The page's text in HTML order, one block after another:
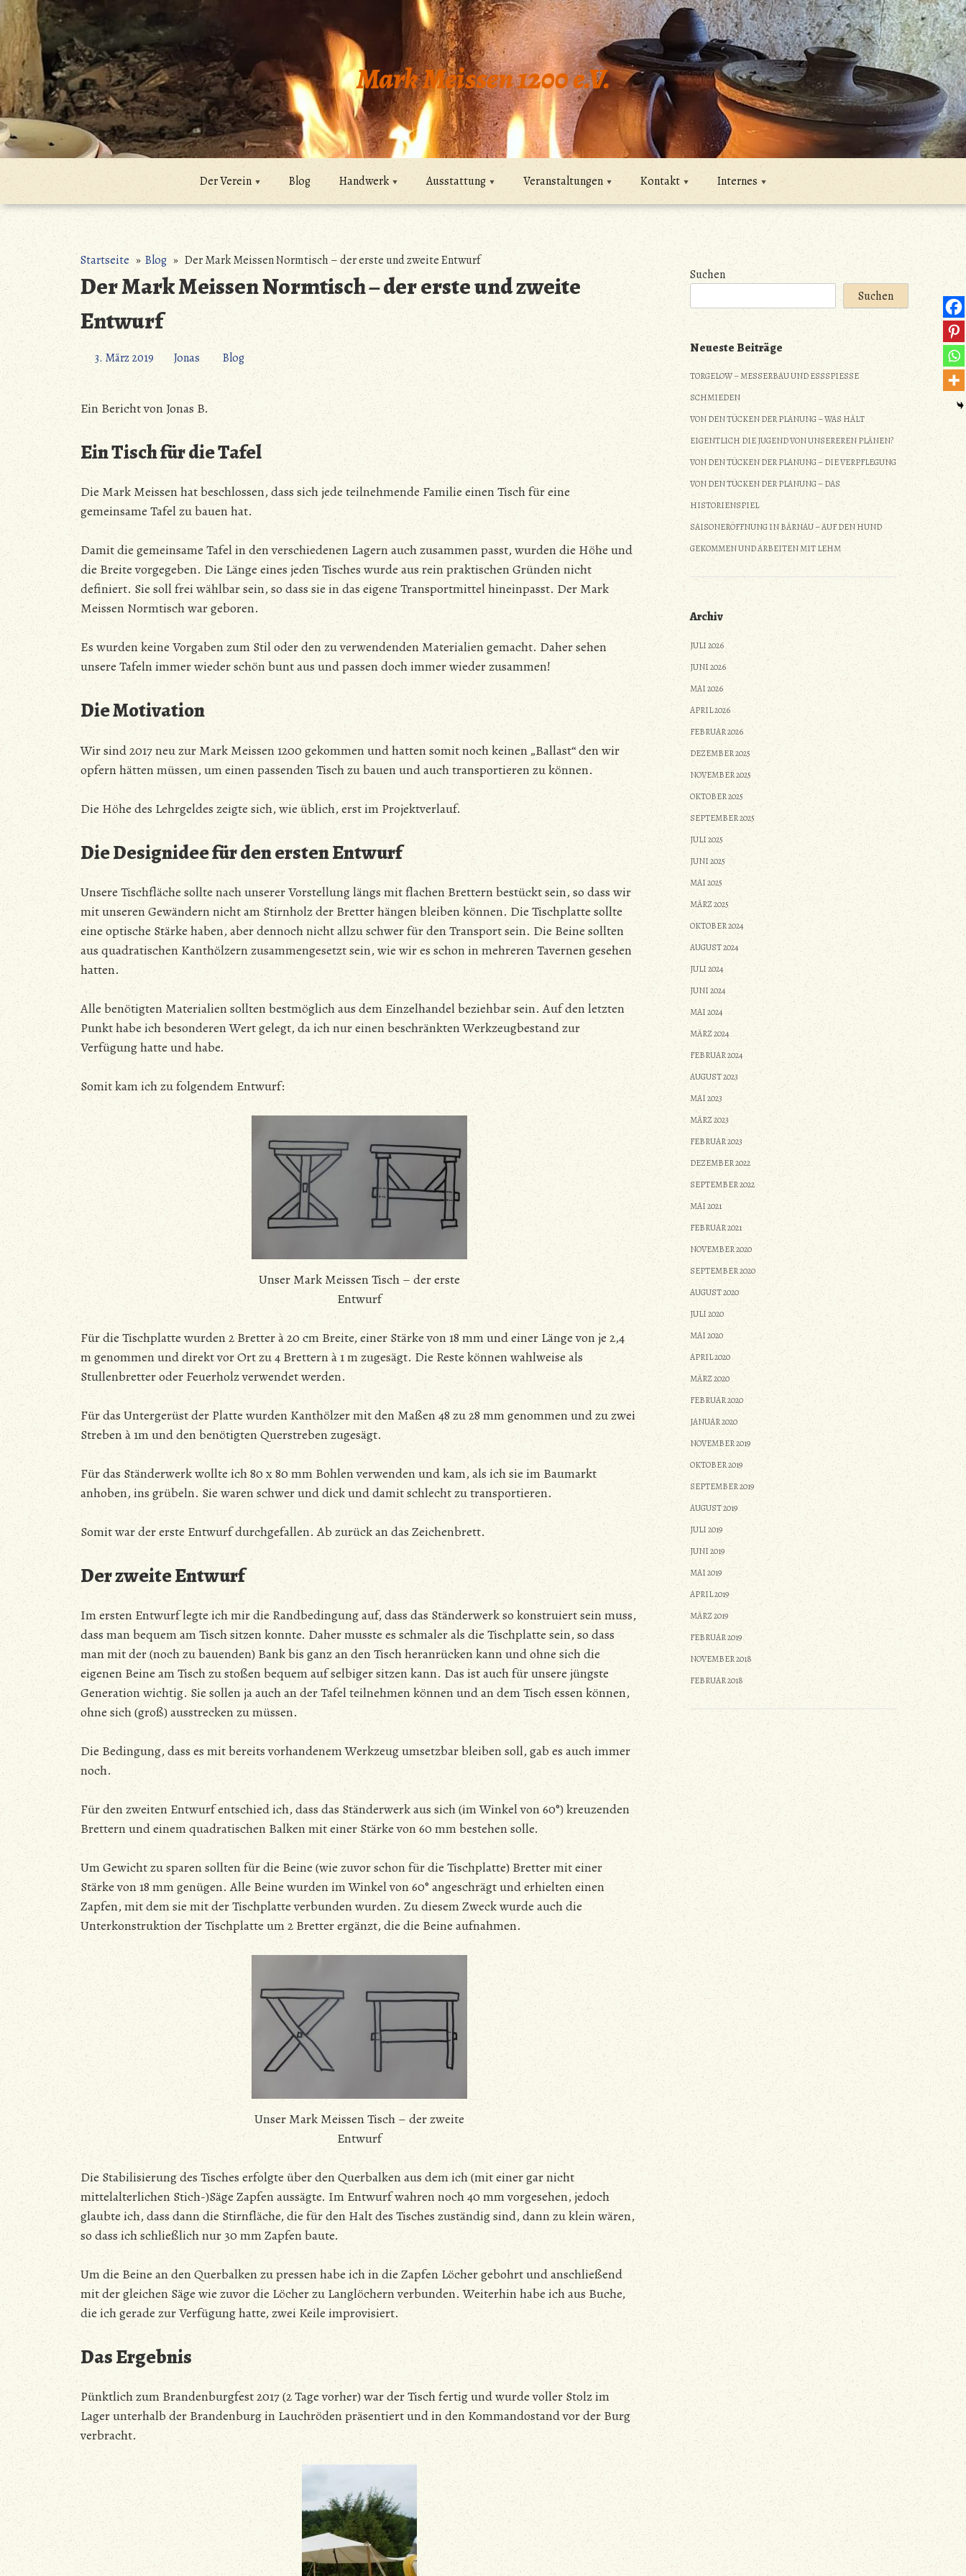
Zum
Inhalt
springen
Mark Meissen 1200 e.V.
Der Verein Blog Handwerk Ausstattung Veranstaltungen Kontakt Internes
Startseite»Blog» Der Mark Meissen Normtisch – der erste und zweite Entwurf
Der Mark Meissen Normtisch – der erste und zweite
Entwurf
3. März 2019 Jonas Blog
Ein Bericht von Jonas B.
Ein Tisch für die Tafel
Die Mark Meissen hat beschlossen, dass sich jede teilnehmende Familie einen Tisch für eine
gemeinsame Tafel zu bauen hat.
Damit die gemeinsame Tafel in den verschiedenen Lagern auch zusammen passt, wurden die Höhe und
die Breite vorgegeben. Die Länge eines jeden Tisches wurde aus rein praktischen Gründen nicht
definiert. Sie soll frei wählbar sein, so dass sie in das eigene Transportmittel hineinpasst. Der Mark
Meissen Normtisch war geboren.
Es wurden keine Vorgaben zum Stil oder den zu verwendenden Materialien gemacht. Daher sehen
unsere Tafeln immer wieder schön bunt aus und passen doch immer wieder zusammen!
Die Motivation
Wir sind 2017 neu zur Mark Meissen 1200 gekommen und hatten somit noch keinen „Ballast“ den wir
opfern hätten müssen, um einen passenden Tisch zu bauen und auch transportieren zu können.
Die Höhe des Lehrgeldes zeigte sich, wie üblich, erst im Projektverlauf.
Die Designidee für den ersten Entwurf
Unsere Tischfläche sollte nach unserer Vorstellung längs mit flachen Brettern bestückt sein, so dass wir
mit unseren Gewändern nicht am Stirnholz der Bretter hängen bleiben können. Die Tischplatte sollte
eine optische Stärke haben, aber dennoch nicht allzu schwer für den Transport sein. Die Beine sollten
aus quadratischen Kanthölzern zusammengesetzt sein, wie wir es schon in mehreren Tavernen gesehen
hatten.
Alle benötigten Materialien sollten bestmöglich aus dem Einzelhandel beziehbar sein. Auf den letzten
Punkt habe ich besonderen Wert gelegt, da ich nur einen beschränkten Werkzeugbestand zur
Verfügung hatte und habe.
Somit kam ich zu folgendem Entwurf:
Unser Mark Meissen Tisch – der erste
Entwurf
Für die Tischplatte wurden 2 Bretter à 20 cm Breite, einer Stärke von 18 mm und einer Länge von je 2,4
m genommen und direkt vor Ort zu 4 Brettern à 1 m zugesägt. Die Reste können wahlweise als
Stullenbretter oder Feuerholz verwendet werden.
Für das Untergerüst der Platte wurden Kanthölzer mit den Maßen 48 zu 28 mm genommen und zu zwei
Streben à 1m und den benötigten Querstreben zugesägt.
Für das Ständerwerk wollte ich 80 x 80 mm Bohlen verwenden und kam, als ich sie im Baumarkt
anhoben, ins grübeln. Sie waren schwer und dick und damit schlecht zu transportieren.
Somit war der erste Entwurf durchgefallen. Ab zurück an das Zeichenbrett.
Der zweite Entwurf
Im ersten Entwurf legte ich mir die Randbedingung auf, dass das Ständerwerk so konstruiert sein muss,
dass man bequem am Tisch sitzen konnte. Daher musste es schmaler als die Tischplatte sein, so dass
man mit der (noch zu bauenden) Bank bis ganz an den Tisch heranrücken kann und ohne sich die
eigenen Beine am Tisch zu stoßen bequem auf selbiger sitzen kann. Das ist auch für unsere jüngste
Generation wichtig. Sie sollen ja auch an der Tafel teilnehmen können und an dem Tisch essen können,
ohne sich (groß) ausstrecken zu müssen.
Die Bedingung, dass es mit bereits vorhandenem Werkzeug umsetzbar bleiben soll, gab es auch immer
noch.
Für den zweiten Entwurf entschied ich, dass das Ständerwerk aus sich (im Winkel von 60°) kreuzenden
Brettern und einem quadratischen Balken mit einer Stärke von 60 mm bestehen solle.
Um Gewicht zu sparen sollten für die Beine (wie zuvor schon für die Tischplatte) Bretter mit einer
Stärke von 18 mm genügen. Alle Beine wurden im Winkel von 60° angeschrägt und erhielten einen
Zapfen, mit dem sie mit der Tischplatte verbunden wurden. Zu diesem Zweck wurde auch die
Unterkonstruktion der Tischplatte um 2 Bretter ergänzt, die die Beine aufnahmen.
Unser Mark Meissen Tisch – der zweite
Entwurf
Die Stabilisierung des Tisches erfolgte über den Querbalken aus dem ich (mit einer gar nicht
mittelalterlichen Stich-)Säge Zapfen aussägte. Im Entwurf wahren noch 40 mm vorgesehen, jedoch
glaubte ich, dass dann die Stirnfläche, die für den Halt des Tisches zuständig sind, dann zu klein wären,
so dass ich schließlich nur 30 mm Zapfen baute.
Um die Beine an den Querbalken zu pressen habe ich in die Zapfen Löcher gebohrt und anschließend
mit der gleichen Säge wie zuvor die Löcher zu Langlöchern verbunden. Weiterhin habe ich aus Buche,
die ich gerade zur Verfügung hatte, zwei Keile improvisiert.
Das Ergebnis
Pünktlich zum Brandenburgfest 2017 (2 Tage vorher) war der Tisch fertig und wurde voller Stolz im
Lager unterhalb der Brandenburg in Lauchröden präsentiert und in den Kommandostand vor der Burg
verbracht.
Suchen
Suchen
Neueste Beiträge
TORGELOW – MESSERBAU UND ESSSPIESSE S
CHMIEDEN
VON DEN TÜCKEN DER PLANUNG – WAS HÄLT
EIGENTLICH DIE JUGEND VON UNSEREREN PLÄNEN?
VON DEN TÜCKEN DER PLANUNG – DIE VERPFLEGUNG
VON DEN TÜCKEN DER PLANUNG – DAS
HISTORIENSPIEL
SAISONERÖFFNUNG IN BÄRNAU – AUF DEN HUND
GEKOMMEN UND ARBEITEN MIT LEHM
Archiv
JULI 2026
JUNI 2026
MAI 2026
APRIL 2026
FEBRUAR 2026
DEZEMBER 2025
NOVEMBER 2025
OKTOBER 2025
SEPTEMBER 2025
JULI 2025
JUNI 2025
MAI 2025
MÄRZ 2025
OKTOBER 2024
AUGUST 2024
JULI 2024
JUNI 2024
MAI 2024
MÄRZ 2024
FEBRUAR 2024
AUGUST 2023
MAI 2023
MÄRZ 2023
FEBRUAR 2023
DEZEMBER 2022
SEPTEMBER 2022
MAI 2021
FEBRUAR 2021
NOVEMBER 2020
SEPTEMBER 2020
AUGUST 2020
JULI 2020
MAI 2020
APRIL 2020
MÄRZ 2020
FEBRUAR 2020
JANUAR 2020
NOVEMBER 2019
OKTOBER 2019
SEPTEMBER 2019
AUGUST 2019
JULI 2019
JUNI 2019
MAI 2019
APRIL 2019
MÄRZ 2019
FEBRUAR 2019
NOVEMBER 2018
FEBRUAR 2018